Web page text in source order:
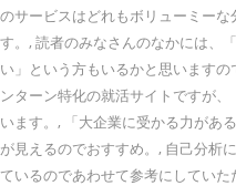
のサービスはどれもボリューミー
す。, 読者のみなさんのなかには、
い」という方もいるかと思います
ンターン特化の就活サイトですが
います。, 「大企業に受かる力があ
が見えるのでおすすめ。, 自己分析
ているのであわせて参考にしてい